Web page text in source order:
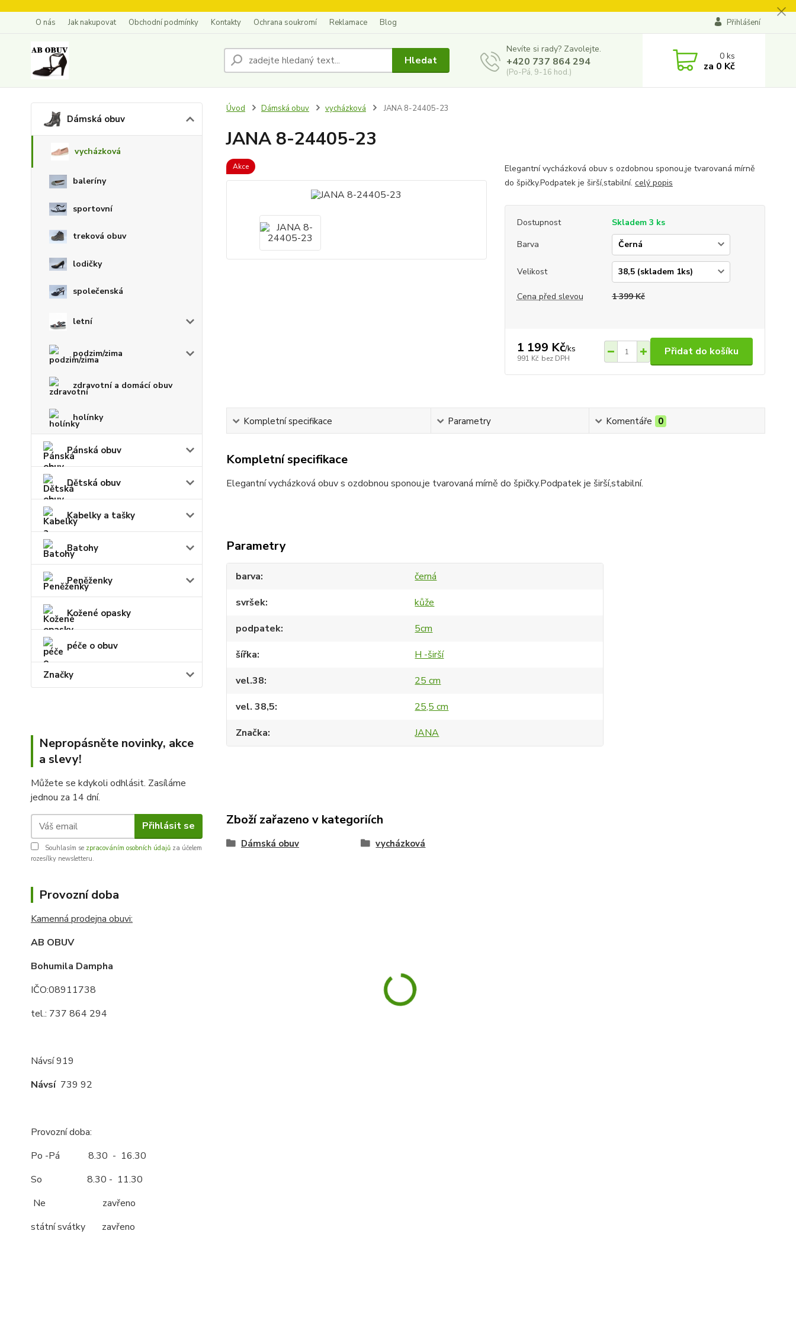
O nás Jak nakupovat Obchodní podmínky Kontakty Ochrana soukromí Reklamace Blog Přihlášení
Hledat
Nevíte si rady? Zavolejte.
+420 737 864 294
(Po-Pá, 9-16 hod.)
0ks
za 0 Kč
Dámská obuv
vycházková
baleríny
sportovní
treková obuv
lodičky
společenská
letní
podzim/zima
zdravotní a domácí obuv
holínky
Pánská obuv
Dětská obuv
Kabelky a tašky
Batohy
Peněženky
Kožené opasky
péče o obuv
Značky
Nepropásněte novinky, akce
a slevy!
Můžete se kdykoli odhlásit. Zasíláme
jednou za 14 dní.
Přihlásit se
Souhlasím se zpracováním osobních údajů za účelem
rozesílky newsletteru.
Provozní doba
Kamenná prodejna obuvi:
AB OBUV
Bohumila Dampha
IČO:08911738
tel.: 737 864 294
Návsí 919
Návsí739 92
Provozní doba:
Po -Pá 8.30 - 16.30
So 8.30 - 11.30
Ne zavřeno
státní svátky zavřeno
Úvod Dámská obuv vycházková JANA 8-24405-23
JANA 8-24405-23
Akce
Elegantní vycházková obuv s ozdobnou sponou,je tvarovaná mírně
do špičky.Podpatek je širší,stabilní. celý popis
Dostupnost
Skladem 3 ks
Barva
Velikost
Cena před slevou 1 399 Kč
1 199 Kč/ks
991 Kč bez DPH
Přidat do košíku
Kompletní specifikace Parametry Komentáře 0
Kompletní specifikace
Elegantní vycházková obuv s ozdobnou sponou,je tvarovaná mírně do špičky.Podpatek je širší,stabilní.
Parametry
barva
černá
svršek
kůže
podpatek
5cm
šířka
H -širší
vel.38
25 cm
vel. 38,5
25,5 cm
Značka
JANA
Zboží zařazeno v kategoriích
Dámská obuv vycházková